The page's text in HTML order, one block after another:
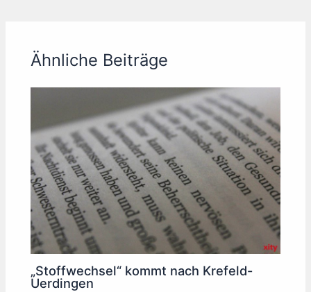
Ähnliche Beiträge
„Stoffwechsel“ kommt nach Krefeld-
Uerdingen